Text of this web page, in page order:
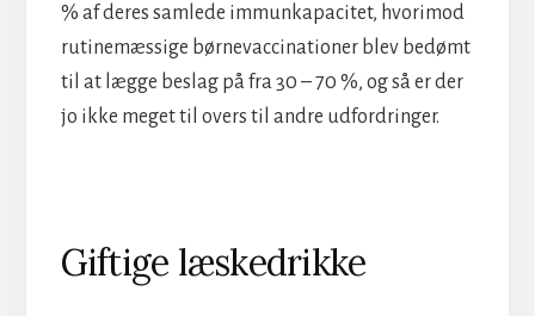
% af deres samlede immunkapacitet, hvorimod
rutinemæssige børnevaccinationer blev bedømt
til at lægge beslag på fra 30 – 70 %, og så er der
jo ikke meget til overs til andre udfordringer.
Giftige læskedrikke